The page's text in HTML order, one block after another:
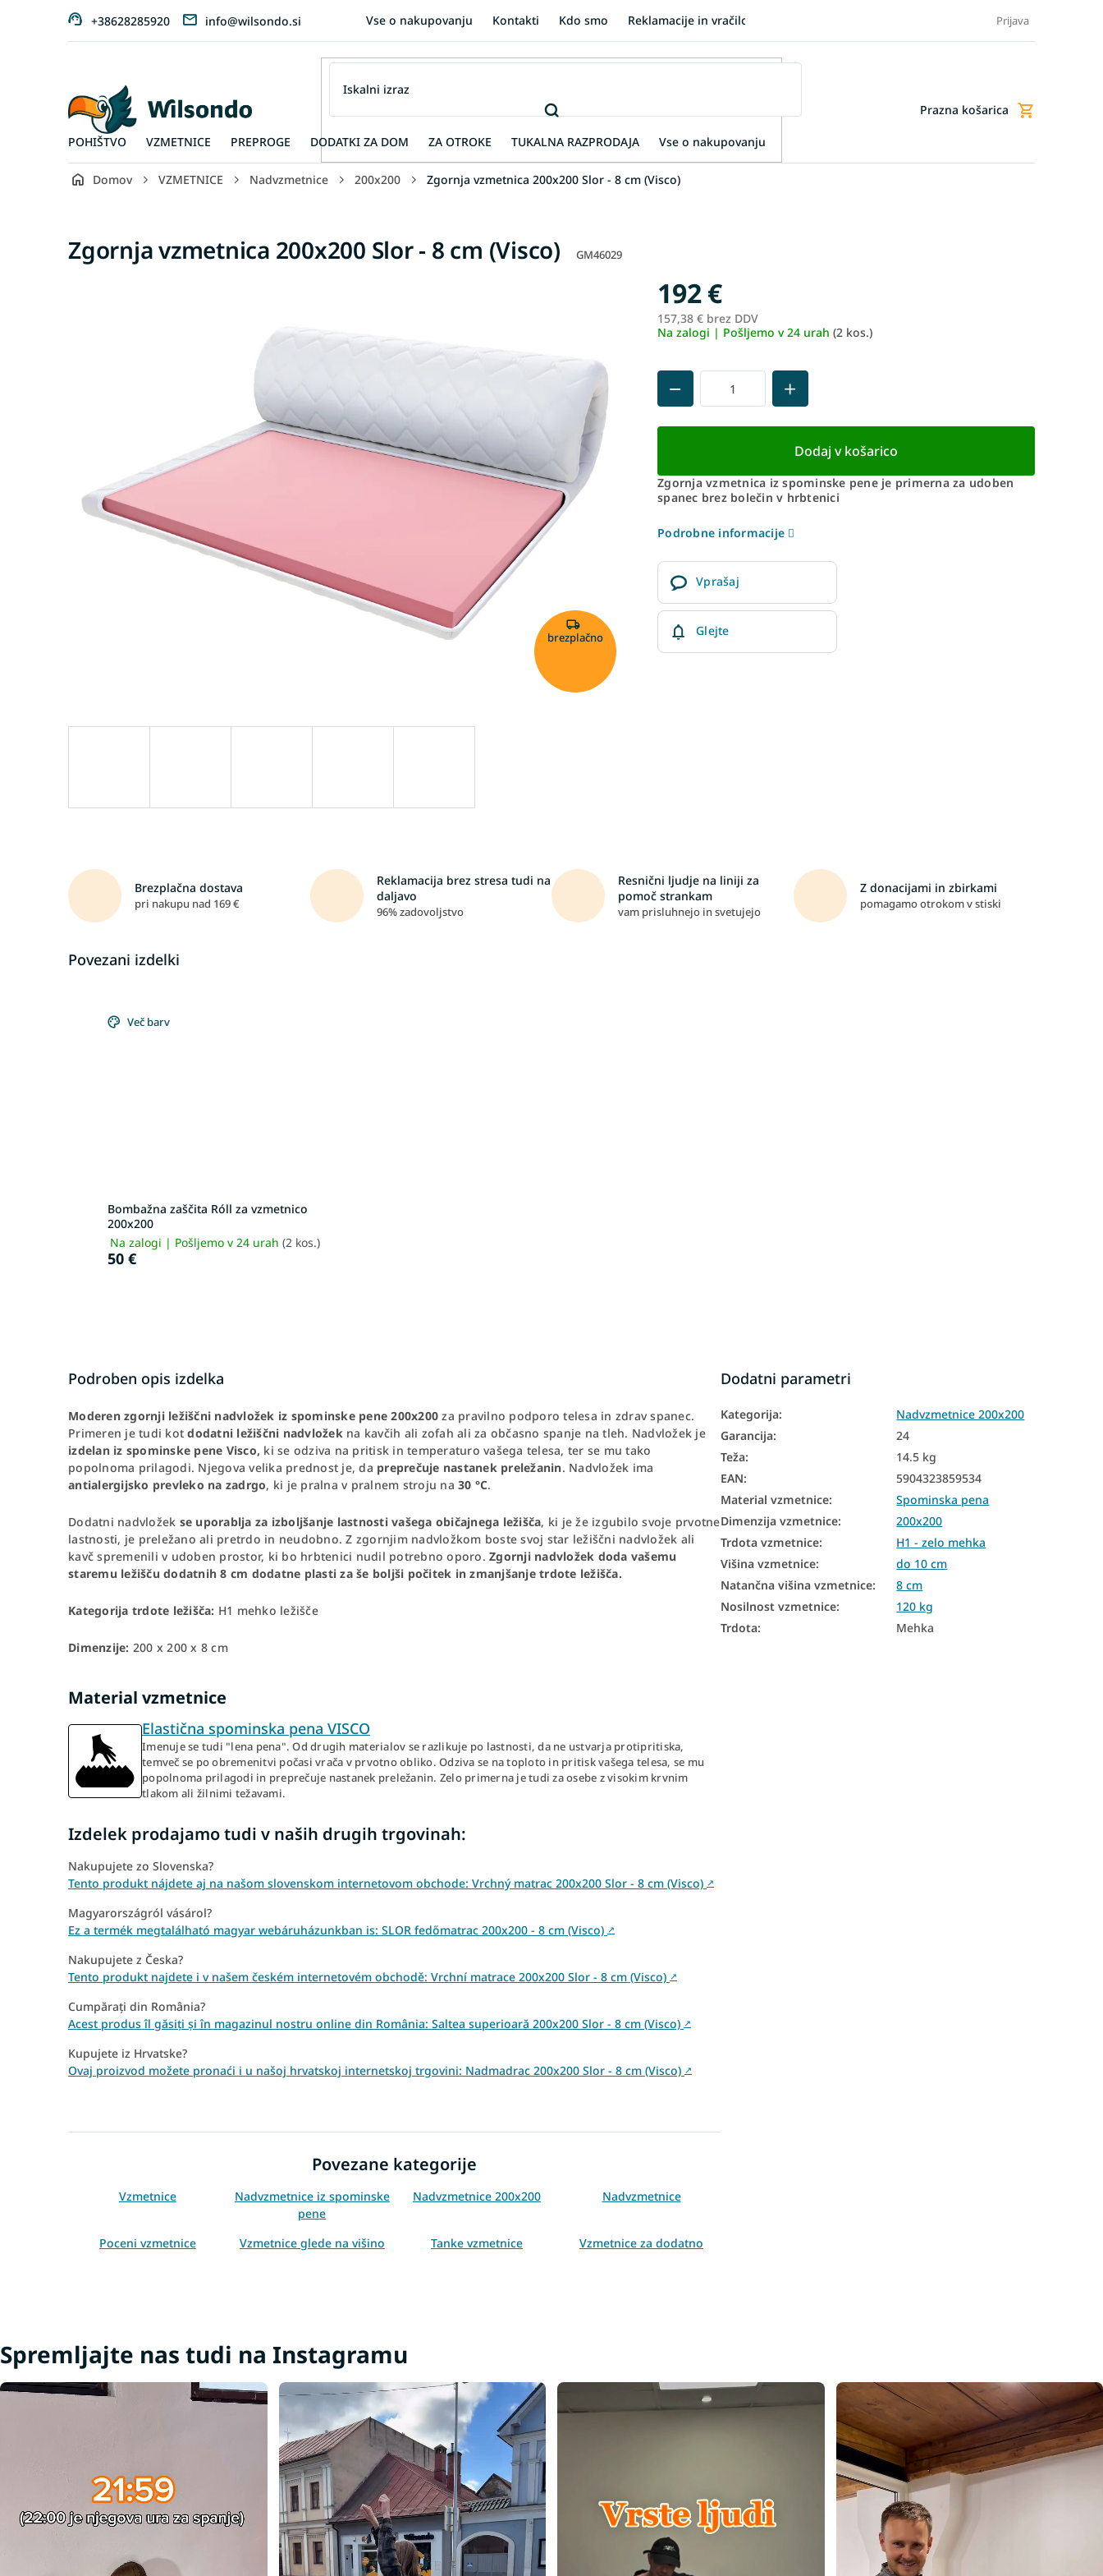
+38628285920 info@wilsondo.si Vse o nakupovanju Kontakti Kdo smo Reklamacije in vračilo blaga Dodatne storitve
Prijava
Nakupovalna
Prazna košarica
POHIŠTVO VZMETNICE PREPROGE DODATKI ZA DOM ZA OTROKE TUKALNA RAZPRODAJA Vse o nakupovanju
Domov VZMETNICE Nadvzmetnice 200x200 Zgornja vzmetnica 200x200 Slor - 8 cm (Visco)
Zgornja vzmetnica 200x200 Slor - 8 cm (Visco) GM46029
brezplačno
192 €
157,38 € brez DDV
Na zalogi | Pošljemo v 24 urah (2 kos.)
Dodaj v košarico
Zgornja vzmetnica iz spominske pene je primerna za udoben
spanec brez bolečin v hrbtenici
Podrobne informacije
Vprašaj
Glejte
Brezplačna dostava
pri nakupu nad 169 €
Reklamacija brez stresa tudi na
daljavo
96% zadovoljstvo
Resnični ljudje na liniji za
pomoč strankam
vam prisluhnejo in svetujejo
Z donacijami in zbirkami
pomagamo otrokom v stiski
Povezani izdelki
Več barv
Bombažna zaščita Róll za vzmetnico
200x200
Na zalogi | Pošljemo v 24 urah (2 kos.)
50 €
Podroben opis izdelka
Moderen zgornji ležiščni nadvložek iz spominske pene 200x200za pravilno podporo telesa in zdrav spanec.
Primeren je tudi kot dodatni ležiščni nadvložek na kavčih ali zofah ali za občasno spanje na tleh. Nadvložek je
izdelan iz spominske pene Visco, ki se odziva na pritisk in temperaturo vašega telesa, ter se mu tako
popolnoma prilagodi. Njegova velika prednost je, da preprečuje nastanek preležanin. Nadvložek ima
antialergijsko prevleko na zadrgo, ki je pralna v pralnem stroju na 30 °C.
Dodatni nadvložek se uporablja za izboljšanje lastnosti vašega običajnega ležišča, ki je že izgubilo svoje prvotne
lastnosti, je preležano ali pretrdo in neudobno. Z zgornjim nadvložkom boste svoj star ležiščni nadvložek ali
kavč spremenili v udoben prostor, ki bo hrbtenici nudil potrebno oporo. Zgornji nadvložek doda vašemu
staremu ležišču dodatnih 8 cm dodatne plasti za še boljši počitek in zmanjšanje trdote ležišča.
Kategorija trdote ležišča: H1 mehko ležišče
Dimenzije: 200 x 200 x 8 cm
Material vzmetnice
Elastična spominska pena VISCO
Imenuje se tudi "lena pena". Od drugih materialov se razlikuje po lastnosti, da ne ustvarja protipritiska,
temveč se po obremenitvi počasi vrača v prvotno obliko. Odziva se na toploto in pritisk vašega telesa, se mu
popolnoma prilagodi in preprečuje nastanek preležanin. Zelo primerna je tudi za osebe z visokim krvnim
tlakom ali žilnimi težavami.
Izdelek prodajamo tudi v naših drugih trgovinah:
Nakupujete zo Slovenska?
Tento produkt nájdete aj na našom slovenskom internetovom obchode: Vrchný matrac 200x200 Slor - 8 cm (Visco) ↗
Magyarországról vásárol?
Ez a termék megtalálható magyar webáruházunkban is: SLOR fedőmatrac 200x200 - 8 cm (Visco) ↗
Nakupujete z Česka?
Tento produkt najdete i v našem českém internetovém obchodě: Vrchní matrace 200x200 Slor - 8 cm (Visco) ↗
Cumpărați din România?
Acest produs îl găsiți și în magazinul nostru online din România: Saltea superioară 200x200 Slor - 8 cm (Visco) ↗
Kupujete iz Hrvatske?
Ovaj proizvod možete pronaći i u našoj hrvatskoj internetskoj trgovini: Nadmadrac 200x200 Slor - 8 cm (Visco) ↗
Povezane kategorije
Vzmetnice
Nadvzmetnice iz spominske
pene
Nadvzmetnice 200x200 Nadvzmetnice
Poceni vzmetnice Vzmetnice glede na višino Tanke vzmetnice
Vzmetnice za dodatno
Dodatni parametri
Kategorija:
Nadvzmetnice 200x200
Garancija:
24
Teža:
14.5 kg
EAN:
5904323859534
Material vzmetnice:
Spominska pena
Dimenzija vzmetnice:
200x200
Trdota vzmetnice:
H1 - zelo mehka
Višina vzmetnice:
do 10 cm
Natančna višina vzmetnice:
8 cm
Nosilnost vzmetnice:
120 kg
Trdota: Mehka
Spremljajte nas tudi na Instagramu